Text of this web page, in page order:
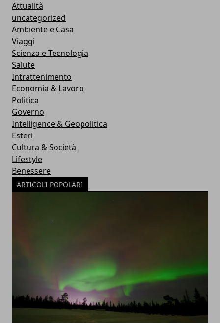
Attualità
uncategorized
Ambiente e Casa
Viaggi
Scienza e Tecnologia
Salute
Intrattenimento
Economia & Lavoro
Politica
Governo
Intelligence & Geopolitica
Esteri
Cultura & Società
Lifestyle
Benessere
ARTICOLI POPOLARI